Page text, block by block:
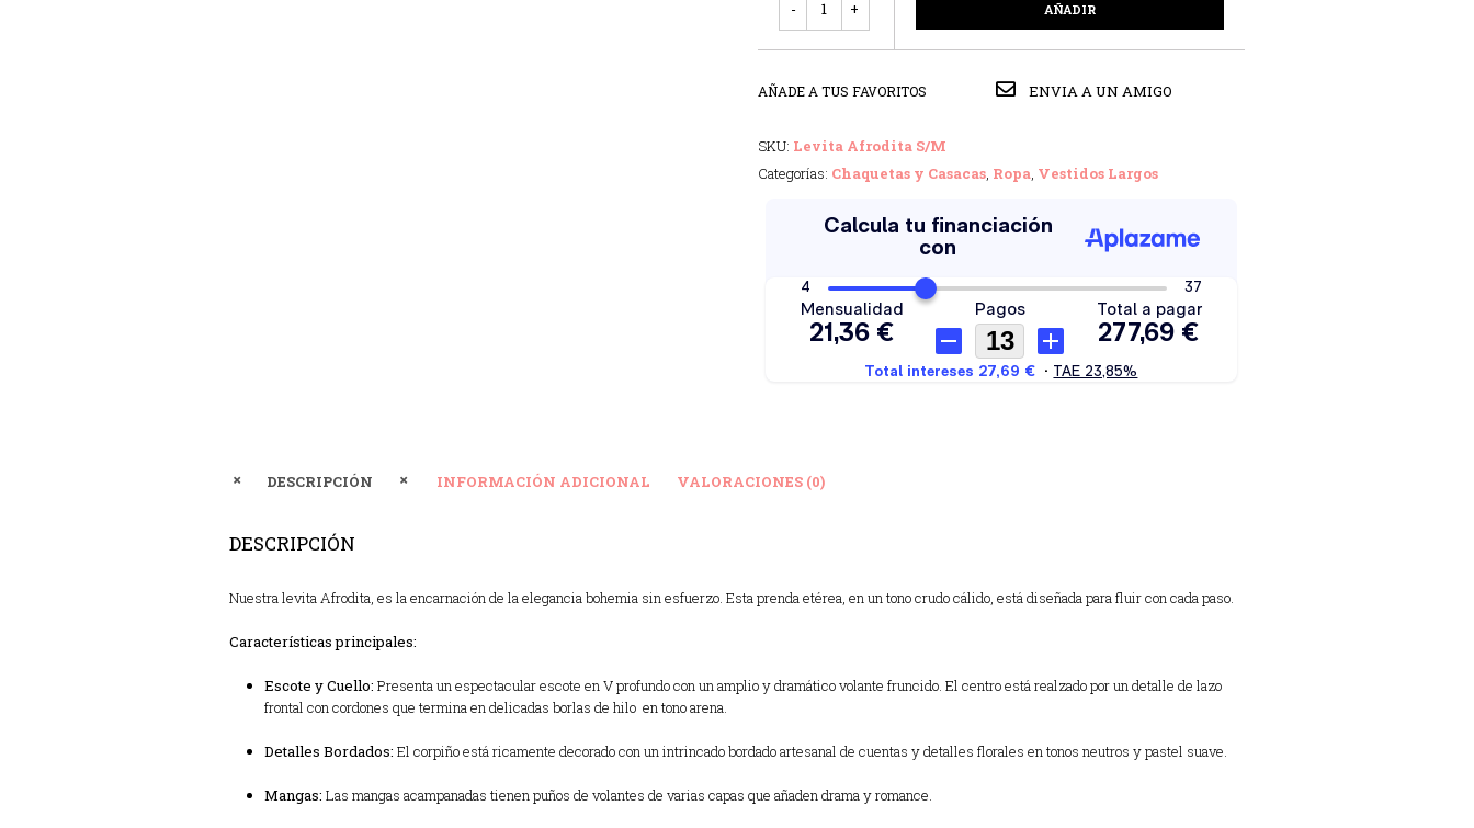
AÑADIR
AÑADE A TUS FAVORITOS ENVIA A UN AMIGO
SKU: Levita Afrodita S/M
Categorías: Chaquetas y Casacas, Ropa, Vestidos Largos
DESCRIPCIÓN INFORMACIÓN ADICIONAL VALORACIONES (0)
DESCRIPCIÓN
Nuestra levita Afrodita, es la encarnación de la elegancia bohemia sin esfuerzo. Esta prenda etérea, en un tono crudo cálido, está diseñada para fluir con cada paso.
Características principales:
Escote y Cuello: Presenta un espectacular escote en V profundo con un amplio y dramático volante fruncido. El centro está realzado por un detalle de lazo
frontal con cordones que termina en delicadas borlas de hilo en tono arena.
Detalles Bordados: El corpiño está ricamente decorado con un intrincado bordado artesanal de cuentas y detalles florales en tonos neutros y pastel suave.
Mangas: Las mangas acampanadas tienen puños de volantes de varias capas que añaden drama y romance.